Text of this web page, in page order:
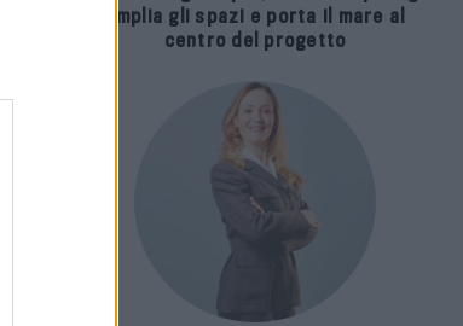
amplia gli spazi e porta il mare al
centro del progetto